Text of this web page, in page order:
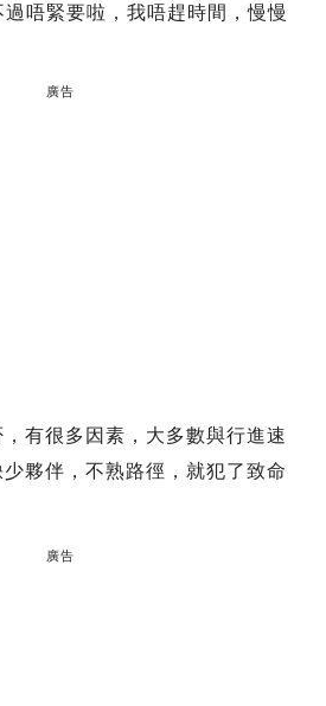
唔緊要啦，我唔趕時間，慢慢
廣告
有很多因素，大多數與行進速
夥伴，不熟路徑，就犯了致命
廣告